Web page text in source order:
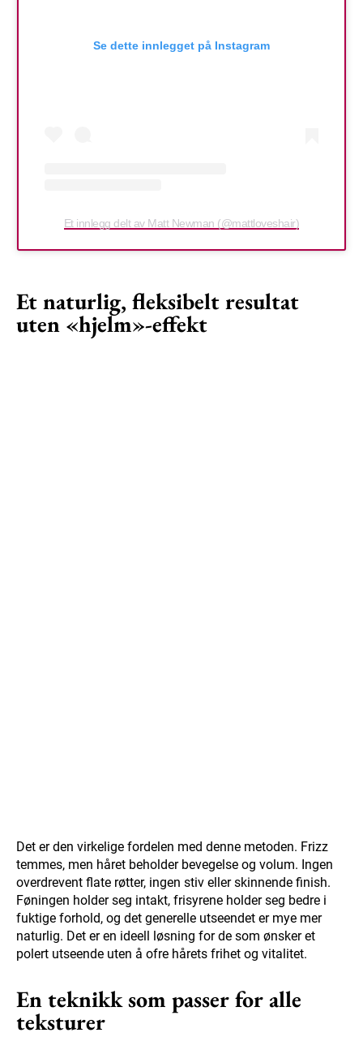
Se dette innlegget på Instagram
Et innlegg delt av Matt Newman (@mattloveshair)
Et naturlig, fleksibelt resultat
uten «hjelm»-effekt
Det er den virkelige fordelen med denne metoden. Frizz
temmes, men håret beholder bevegelse og volum. Ingen
overdrevent flate røtter, ingen stiv eller skinnende finish.
Føningen holder seg intakt, frisyrene holder seg bedre i
fuktige forhold, og det generelle utseendet er mye mer
naturlig. Det er en ideell løsning for de som ønsker et
polert utseende uten å ofre hårets frihet og vitalitet.
En teknikk som passer for alle
teksturer